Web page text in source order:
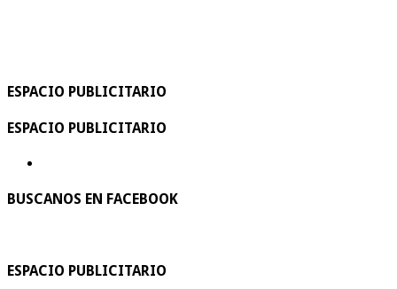
ESPACIO PUBLICITARIO
ESPACIO PUBLICITARIO
BUSCANOS EN FACEBOOK
ESPACIO PUBLICITARIO